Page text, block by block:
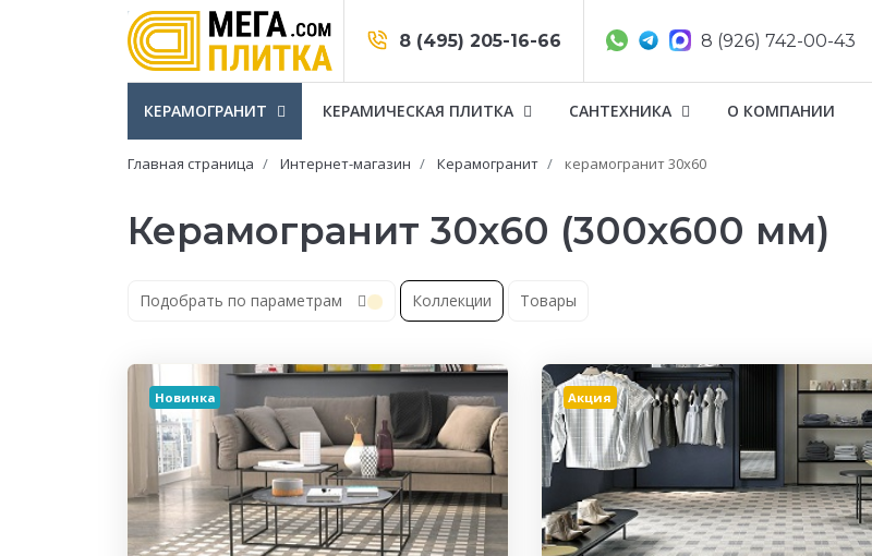
8 (495) 205-16-66 8 (926) 742-00-43
КЕРАМОГРАНИТ КЕРАМИЧЕСКАЯ ПЛИТКА САНТЕХНИКА О КОМПАНИИ
Главная страница Интернет-магазин Керамогранит керамогранит 30x60
Керамогранит 30x60 (300x600 мм)
Подобрать по параметрам Коллекции Товары
Новинка Акция